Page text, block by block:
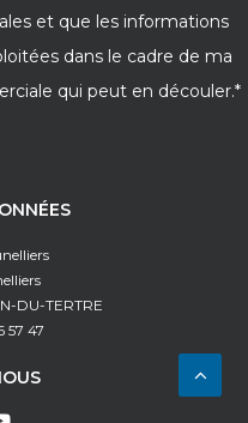
et que les informations
dans le cadre de ma
qui peut en découler.*
DU-TERTRE
57 47